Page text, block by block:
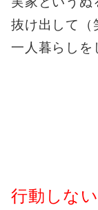
抜け出して（
一人暮らし
行動しな